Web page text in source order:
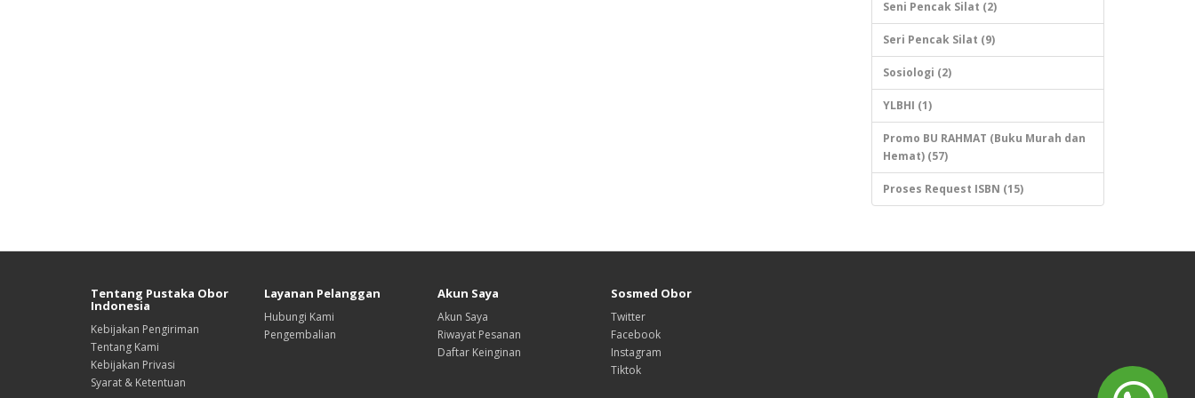
Seni Pencak Silat (2)
Seri Pencak Silat (9)
Sosiologi (2)
YLBHI (1)
Promo BU RAHMAT (Buku Murah dan
Hemat) (57)
Proses Request ISBN (15)
Tentang Pustaka Obor
Indonesia
Kebijakan Pengiriman
Tentang Kami
Kebijakan Privasi
Syarat & Ketentuan
Layanan Pelanggan
Hubungi Kami
Pengembalian
Akun Saya
Akun Saya
Riwayat Pesanan
Daftar Keinginan
Sosmed Obor
Twitter
Facebook
Instagram
Tiktok